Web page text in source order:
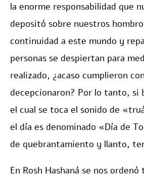
la enorme responsabilidad que
depositó sobre nuestros
continuidad a este mundo y
personas se despiertan para
realizado, ¿acaso cumplieron
decepcionaron? Por lo tanto, si
el cual se toca el sonido de
el día es denominado «Día de
de quebrantamiento y llanto,
En Rosh Hashaná se nos